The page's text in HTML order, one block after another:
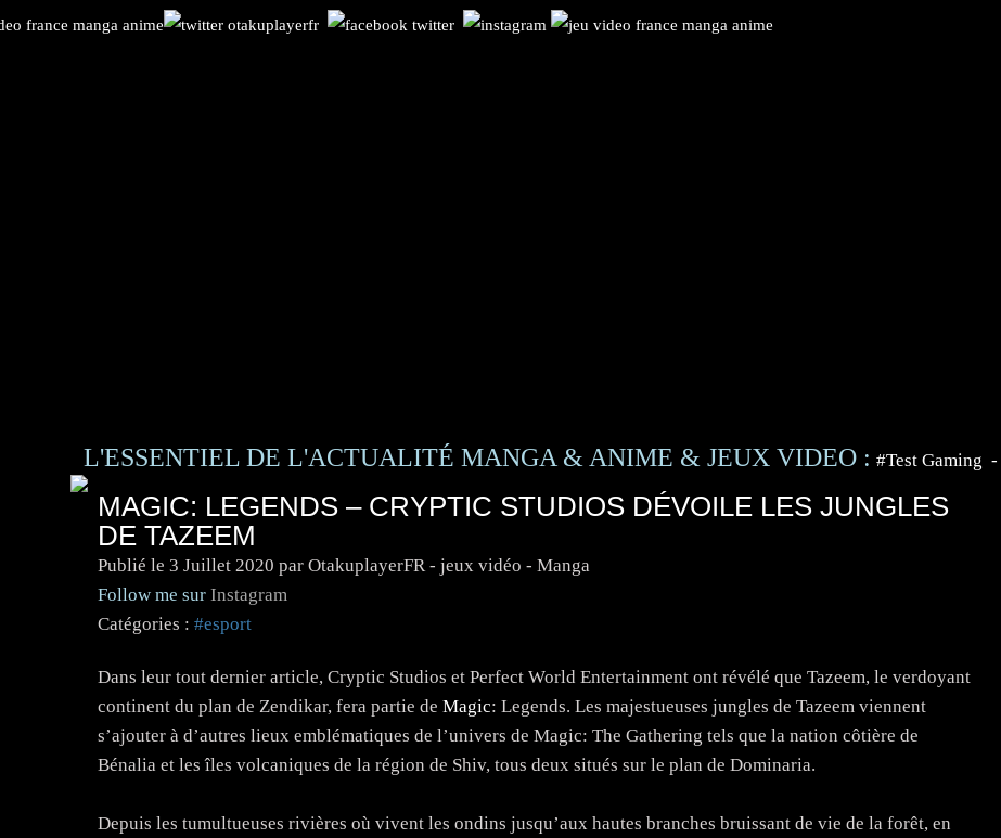
L'ESSENTIEL DE L'ACTUALITÉ MANGA & ANIME & JEUX VIDEO : #Test Gaming -
MAGIC: LEGENDS – CRYPTIC STUDIOS DÉVOILE LES JUNGLES
DE TAZEEM
Publié le 3 Juillet 2020 par OtakuplayerFR - jeux vidéo - Manga
Follow me sur Instagram
Catégories : #esport
Dans leur tout dernier article, Cryptic Studios et Perfect World Entertainment ont révélé que Tazeem, le verdoyant
continent du plan de Zendikar, fera partie de Magic: Legends. Les majestueuses jungles de Tazeem viennent
s’ajouter à d’autres lieux emblématiques de l’univers de Magic: The Gathering tels que la nation côtière de
Bénalia et les îles volcaniques de la région de Shiv, tous deux situés sur le plan de Dominaria.
Depuis les tumultueuses rivières où vivent les ondins jusqu’aux hautes branches bruissant de vie de la forêt, en